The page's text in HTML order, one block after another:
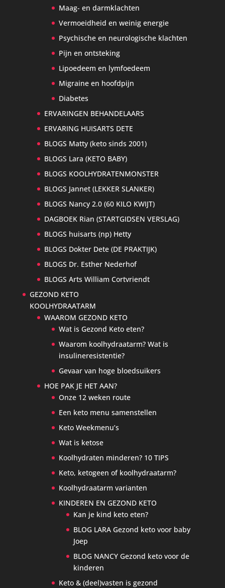
Maag- en darmklachten
Vermoeidheid en weinig energie
Psychische en neurologische klachten
Pijn en ontsteking
Lipoedeem en lymfoedeem
Migraine en hoofdpijn
Diabetes
ERVARINGEN BEHANDELAARS
ERVARING HUISARTS DETE
BLOGS Matty (keto sinds 2001)
BLOGS Lara (KETO BABY)
BLOGS KOOLHYDRATENMONSTER
BLOGS Jannet (LEKKER SLANKER)
BLOGS Nancy 2.0 (60 KILO KWIJT)
DAGBOEK Rian (STARTGIDSEN VERSLAG)
BLOGS huisarts (np) Hetty
BLOGS Dokter Dete (DE PRAKTIJK)
BLOGS Dr. Esther Nederhof
BLOGS Arts William Cortvriendt
GEZOND KETO
KOOLHYDRAATARM
WAAROM GEZOND KETO
Wat is Gezond Keto eten?
Waarom koolhydraatarm? Wat is
insulineresistentie?
Gevaar van hoge bloedsuikers
HOE PAK JE HET AAN?
Onze 12 weken route
Een keto menu samenstellen
Keto Weekmenu’s
Wat is ketose
Koolhydraten minderen? 10 TIPS
Keto, ketogeen of koolhydraatarm?
Koolhydraatarm varianten
KINDEREN EN GEZOND KETO
Kan je kind keto eten?
BLOG LARA Gezond keto voor baby
Joep
BLOG NANCY Gezond keto voor de
kinderen
Keto & (deel)vasten is gezond